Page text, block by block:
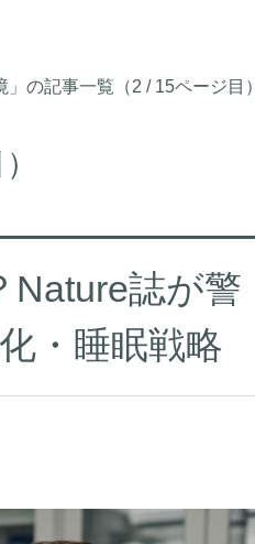
」の記事一覧（2 / 15ページ目）
Nature誌が警
・睡眠戦略